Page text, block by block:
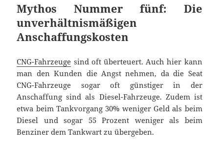
Mythos Nummer fünf: Die
unverhältnismäßigen
Anschaffungskosten
CNG-Fahrzeuge sind oft überteuert. Auch hier kann
man den Kunden die Angst nehmen, da die Seat
CNG-Fahrzeuge sogar oft günstiger in der
Anschaffung sind als Diesel-Fahrzeuge. Zudem ist
etwa beim Tankvorgang 30% weniger Geld als beim
Diesel und sogar 55 Prozent weniger als beim
Benziner dem Tankwart zu übergeben.